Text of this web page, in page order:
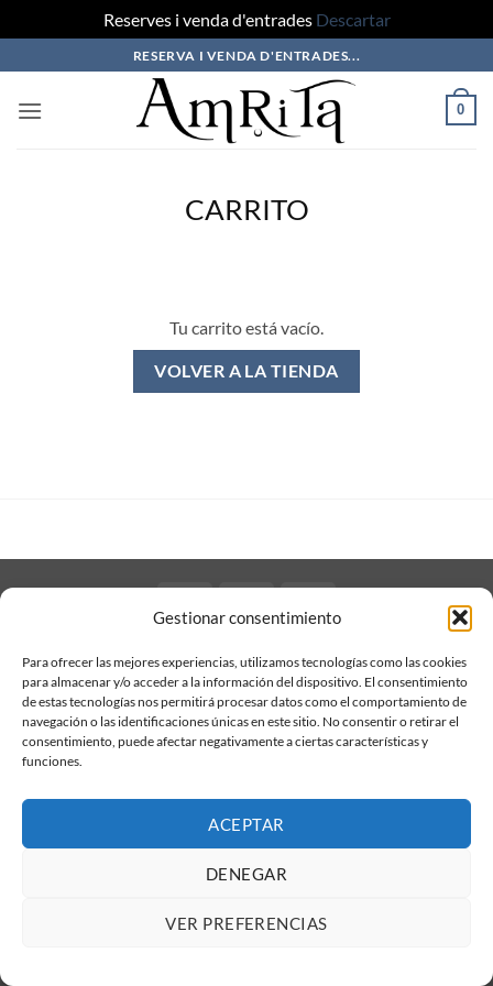
Gestionar consentimiento
Para ofrecer las mejores experiencias, utilizamos tecnologías como las cookies
para almacenar y/o acceder a la información del dispositivo. El consentimiento
de estas tecnologías nos permitirá procesar datos como el comportamiento de
navegación o las identificaciones únicas en este sitio. No consentir o retirar el
consentimiento, puede afectar negativamente a ciertas características y
funciones.
ACEPTAR
DENEGAR
VER PREFERENCIAS
Reserves i venda d'entrades Descartar
al
contenido
RESERVA I VENDA D'ENTRADES...
0
CARRITO
Tu carrito está vacío.
VOLVER A LA TIENDA